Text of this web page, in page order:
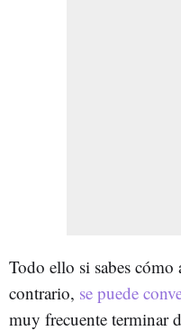
Todo ello si sabes
contrario, se puede
muy frecuente terminar